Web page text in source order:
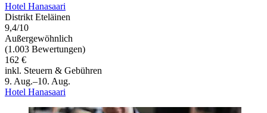
Hotel Hanasaari
Distrikt Eteläinen
9,4/10
Außergewöhnlich
(1.003 Bewertungen)
162 €
inkl. Steuern & Gebühren
9. Aug.–10. Aug.
Hotel Hanasaari